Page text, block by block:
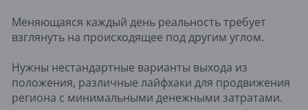
Меняющаяся каждый день реальность требует
взглянуть на происходящее под другим углом.
Нужны нестандартные варианты выхода из
положения, различные лайфхаки для продвижения
региона с минимальными денежными затратами.